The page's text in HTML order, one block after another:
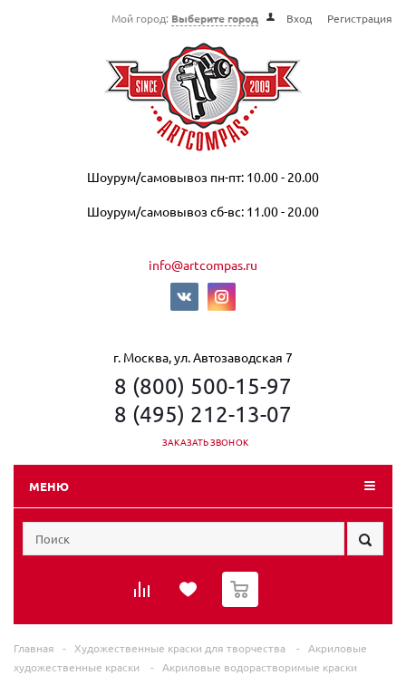
Мой город: Выберите город Вход Регистрация
Шоурум/самовывоз пн-пт: 10.00 - 20.00
Шоурум/самовывоз сб-вс: 11.00 - 20.00
info@artcompas.ru
г. Москва, ул. Автозаводская 7
8 (800) 500-15-97
8 (495) 212-13-07
ЗАКАЗАТЬ ЗВОНОК
МЕНЮ
0
Главная - Художественные краски для творчества -
Акриловые
художественные краски
-
Акриловые водорастворимые краски